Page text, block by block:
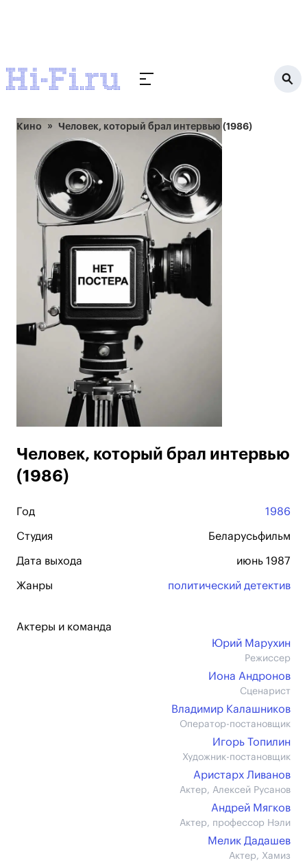
Кино Человек, который брал интервью (1986)
Человек, который брал интервью
(1986)
Год 1986
Студия Беларусьфильм
Дата выхода июнь 1987
Жанры политический детектив
Актеры и команда
Юрий Марухин
Режиссер
Иона Андронов
Сценарист
Владимир Калашников
Оператор-постановщик
Игорь Топилин
Художник-постановщик
Аристарх Ливанов
Актер, Алексей Русанов
Андрей Мягков
Актер, профессор Нэли
Мелик Дадашев
Актер, Хамиз